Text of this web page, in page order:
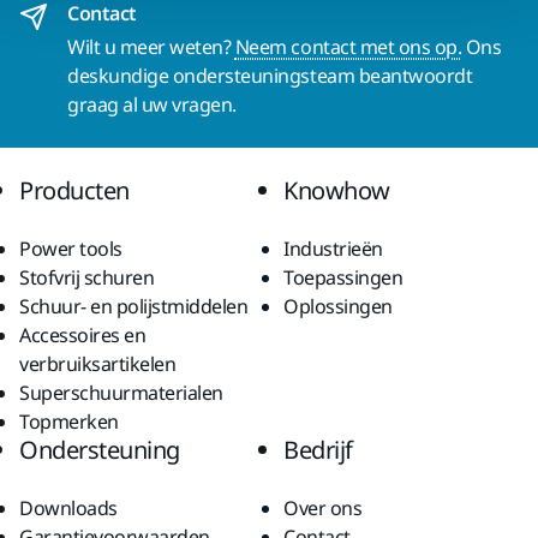
Contact
Wilt u meer weten?Neem contact met ons op. Ons
deskundige ondersteuningsteam beantwoordt
graag al uw vragen.
Producten
Power tools
Stofvrij schuren
Schuur- en polijstmiddelen
Accessoires en
verbruiksartikelen
Superschuurmaterialen
Topmerken
Knowhow
Industrieën
Toepassingen
Oplossingen
Ondersteuning
Downloads
Bedrijf
Over ons